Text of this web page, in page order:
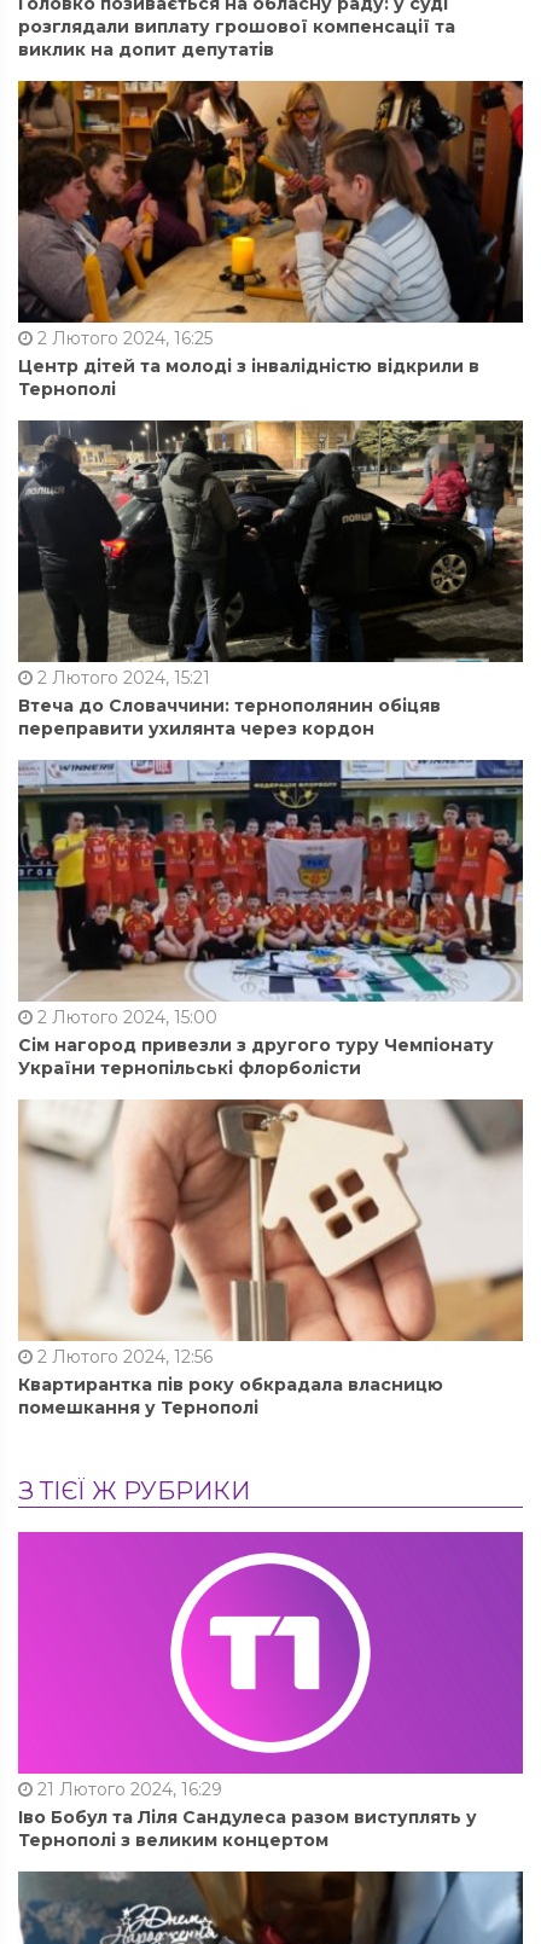
розглядали виплату грошової компенсації та
виклик на допит депутатів
2 Лютого 2024, 16:25
Центр дітей та молоді з інвалідністю відкрили в
Тернополі
2 Лютого 2024, 15:21
Втеча до Словаччини: тернополянин обіцяв
переправити ухилянта через кордон
2 Лютого 2024, 15:00
Сім нагород привезли з другого туру Чемпіонату
України тернопільські флорболісти
2 Лютого 2024, 12:56
Квартирантка пів року обкрадала власницю
помешкання у Тернополі
З ТІЄЇ Ж РУБРИКИ
21 Лютого 2024, 16:29
Іво Бобул та Ліля Сандулеса разом виступлять у
Тернополі з великим концертом